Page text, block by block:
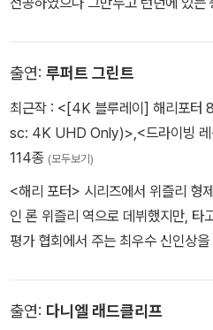
출연한 1989년 작 <톨 가이>이다.
폴 W.S. 앤더슨의 영화에 또 다른
여 출연하며 우정을 과시하였는데,
영국 컬트 영화인 <세븐 나이트>가
스 윌리스 주연의 블록 버스터 <아
인 사람중의 한 사람'인 퀸시역으로
와 비밀의 방>,<턱시도>에 출연했
지와 후크 선장의 1인 2역을 맡기도
시리즈>의 ‘루시우스 말포이’로 익
출연: 루퍼트 그린트
최근작 : <[4K 블루레이] 해리포터
sc: 4K UHD Only)>,<드라이빙
114종 (모두보기)
<해리 포터> 시리즈에서 위즐리 형
인 론 위즐리 역으로 데뷔했지만, 타
평가 협회에서 주는 최우수 신인상
연극클럽에서 무대에 서본 경력이
출연: 다니엘 래드클리프